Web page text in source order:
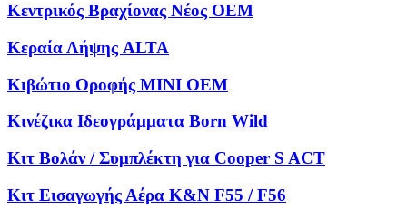
Κεντρικός Βραχίονας Νέος OEM
Κεραία Λήψης ALTA
Κιβώτιο Οροφής MINI OEM
Κινέζικα Ιδεογράμματα Born Wild
Κιτ Βολάν / Συμπλέκτη για Cooper S ACT
Κιτ Εισαγωγής Αέρα K&N F55 / F56